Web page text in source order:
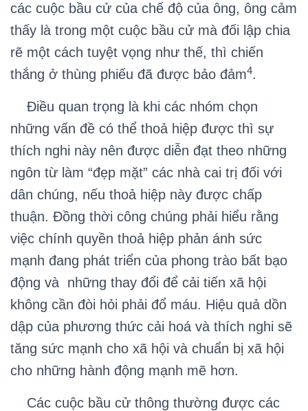
các cuộc bầu cử của chế độ của ông, ông cảm
thấy là trong một cuộc bầu cử mà đối lập chia
rẽ một cách tuyệt vọng như thế, thì chiến
thắng ở thùng phiếu đã được bảo đảm4.
Điều quan trọng là khi các nhóm chọn
những vấn đề có thể thoả hiệp được thì sự
thích nghi này nên được diễn đạt theo những
ngôn từ làm “đẹp mặt” các nhà cai trị đối với
dân chúng, nếu thoả hiệp này được chấp
thuận. Đồng thời công chúng phải hiểu rằng
việc chính quyền thoả hiệp phản ánh sức
mạnh đang phát triển của phong trào bất bạo
động và những thay đổi để cải tiến xã hội
không cần đòi hỏi phải đổ máu. Hiệu quả dồn
dập của phương thức cải hoá và thích nghi sẽ
tăng sức mạnh cho xã hội và chuẩn bị xã hội
cho những hành động mạnh mẽ hơn.
Các cuộc bầu cử thông thường được các